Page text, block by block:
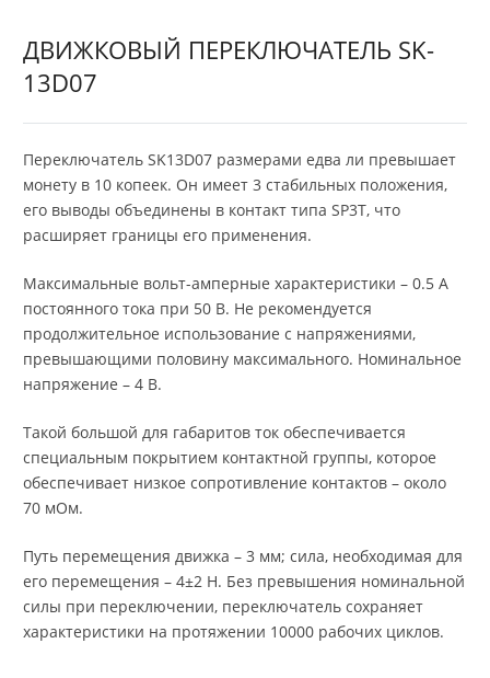
ДВИЖКОВЫЙ ПЕРЕКЛЮЧАТЕЛЬ SK-
13D07
Переключатель SK13D07 размерами едва ли превышает
монету в 10 копеек. Он имеет 3 стабильных положения,
его выводы объединены в контакт типа SP3T, что
расширяет границы его применения.
Максимальные вольт-амперные характеристики – 0.5 А
постоянного тока при 50 В. Не рекомендуется
продолжительное использование с напряжениями,
превышающими половину максимального. Номинальное
напряжение – 4 В.
Такой большой для габаритов ток обеспечивается
специальным покрытием контактной группы, которое
обеспечивает низкое сопротивление контактов – около
70 мОм.
Путь перемещения движка – 3 мм; сила, необходимая для
его перемещения – 4±2 Н. Без превышения номинальной
силы при переключении, переключатель сохраняет
характеристики на протяжении 10000 рабочих циклов.